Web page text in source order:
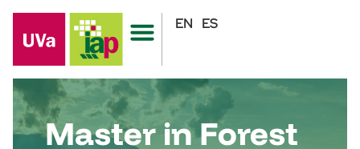
EN ES
Master in Forest